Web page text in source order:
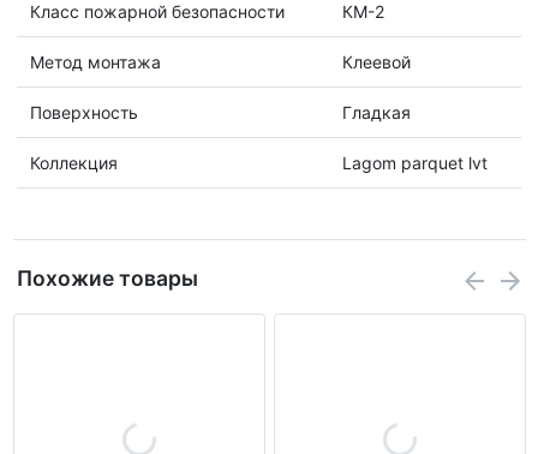
Класс пожарной безопасности КМ-2
Метод монтажа Клеевой
Поверхность Гладкая
Коллекция Lagom parquet lvt
Похожие товары